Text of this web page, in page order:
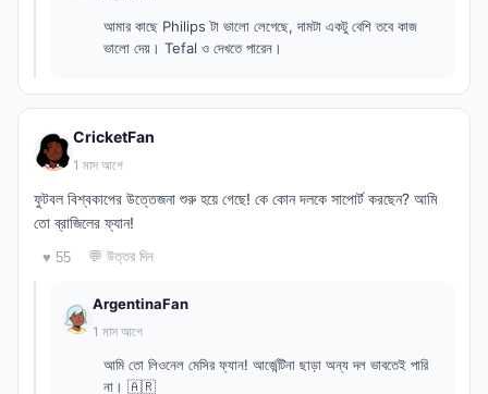
আমার কাছে Philips টা ভালো লেগেছে, দামটা একটু বেশি তবে কাজ
ভালো দেয়। Tefal ও দেখতে পারেন।
CricketFan
1 মাস আগে
ফুটবল বিশ্বকাপের উত্তেজনা শুরু হয়ে গেছে! কে কোন দলকে সাপোর্ট করছেন? আমি
তো ব্রাজিলের ফ্যান!
♥ 55 💬 উত্তর দিন
ArgentinaFan
1 মাস আগে
আমি তো লিওনেল মেসির ফ্যান! আর্জেন্টিনা ছাড়া অন্য দল ভাবতেই পারি
না। 🇦🇷